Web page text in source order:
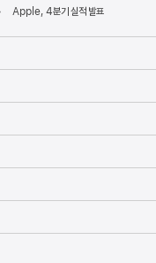
Apple, 4분기 실적 발표